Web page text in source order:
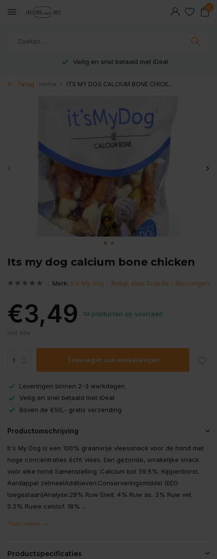
0
Veilig en snel betaald met iDeal
Terug Home ITS MY DOG CALCIUM BONE CHICK...
Its my dog calcium bone chicken
Merk: It's My Dog Bekijk alles Snacks / Beloningen
€3,49 14 producten op voorraad
Incl. btw
Toevoegen aan winkelwagen
Leveringen binnen 2-3 werkdagen
Veilig en snel betaald met iDeal
Boven de €50,- gratis verzending
Productomschrijving
It's My Dog is een 100% graanvrije vleessnack voor de hond met
hoge concentraties écht vlees. Een gezonde, smakelijke snack
voor elke hond Samenstelling :Calcium bot 59.5%. Kippenborst.
Aardappel zetmeelAdditieven:Conserveringsmiddel (EEG
toegestaan)Analyse:28% Ruw Eiwit. 4% Ruw as. 3% Ruw vet.
0.2% Ruwe celstof. 18% ...
Toon meer
Productspecificaties